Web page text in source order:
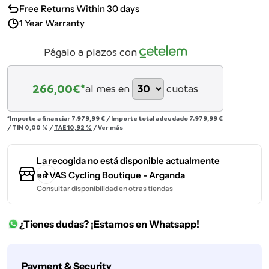
Free Returns Within 30 days
1 Year Warranty
Págalo a plazos con
266,00€*al mes en cuotas
*Importe a financiar 7.979,99 € / Importe total adeudado 7.979,99 €
/ TIN 0,00 % / TAE10,92 % /Ver más
La recogida no está disponible actualmente
enVAS Cycling Boutique - Arganda
Consultar disponibilidad en otras tiendas
¿Tienes dudas? ¡Estamos en Whatsapp!
Payment & Security
Métodos